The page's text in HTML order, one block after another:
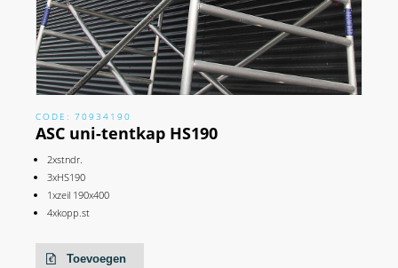
CODE: 70934190
ASC uni-tentkap HS190
2xstndr.
3xHS190
1xzeil 190x400
4xkopp.st
Toevoegen